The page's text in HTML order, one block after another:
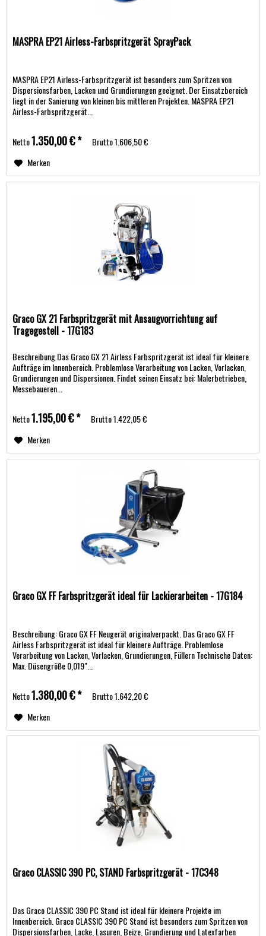
MASPRA EP21 Airless-Farbspritzgerät SprayPack
MASPRA EP21 Airless-Farbspritzgerät ist besonders zum Spritzen von
Dispersionsfarben, Lacken und Grundierungen geeignet. Der Einsatzbereich
liegt in der Sanierung von kleinen bis mittleren Projekten. MASPRA EP21
Airless-Farbspritzgerät...
Netto1.350,00 € * Brutto1.606,50 €
Merken
Graco GX 21 Farbspritzgerät mit Ansaugvorrichtung auf
Tragegestell - 17G183
Beschreibung Das Graco GX 21 Airless Farbspritzgerät ist ideal für kleinere
Aufträge im Innenbereich. Problemlose Verarbeitung von Lacken, Vorlacken,
Grundierungen und Dispersionen. Findet seinen Einsatz bei: Malerbetrieben,
Messebaueren...
Netto1.195,00 € * Brutto1.422,05 €
Merken
Graco GX FF Farbspritzgerät ideal für Lackierarbeiten - 17G184
Beschreibung: Graco GX FF Neugerät originalverpackt. Das Graco GX FF
Airless Farbspritzgerät ist ideal für kleinere Aufträge. Problemlose
Verarbeitung von Lacken, Vorlacken, Grundierungen, Füllern Technische Daten:
Max. Düsengröße 0,019"...
Netto1.380,00 € * Brutto1.642,20 €
Merken
Graco CLASSIC 390 PC, STAND Farbspritzgerät - 17C348
Das Graco CLASSIC 390 PC Stand ist ideal für kleinere Projekte im
Innenbereich. Graco CLASSIC 390 PC Stand ist besonders zum Spritzen von
Dispersionsfarben, Lacke, Lasuren, Beize, Grundierung und Latexfarben